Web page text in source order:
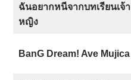
ฉันอยากหนีจากบทเรียนเจ้า
หญิง
BanG Dream! Ave Mujica